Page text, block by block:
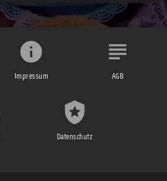
Impressum AGB
Datenschutz